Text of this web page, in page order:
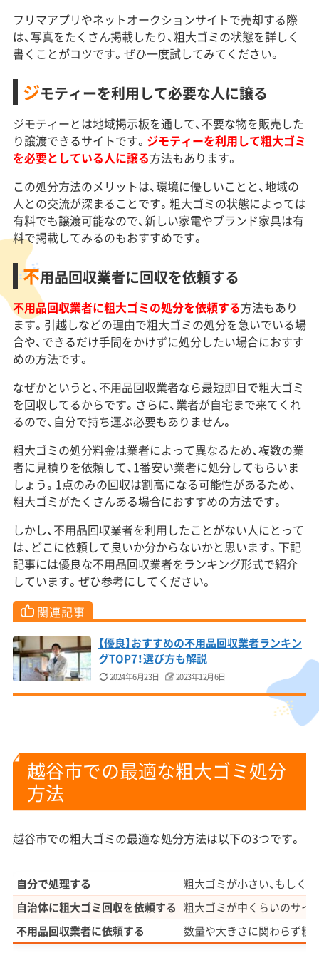
フリマアプリやネットオークションサイトで売却する際
は、写真をたくさん掲載したり、粗大ゴミの状態を詳しく
書くことがコツです。ぜひ一度試してみてください。
ジモティーを利用して必要な人に譲る
ジモティーとは地域掲示板を通して、不要な物を販売した
り譲渡できるサイトです。 ジモティーを利用して粗大ゴミ
を必要としている人に譲る方法もあります。
この処分方法のメリットは、環境に優しいことと、地域の
人との交流が深まることです。粗大ゴミの状態によっては
有料でも譲渡可能なので、新しい家電やブランド家具は有
料で掲載してみるのもおすすめです。
不用品回収業者に回収を依頼する
不用品回収業者に粗大ゴミの処分を依頼する方法もあり
ます。引越しなどの理由で粗大ゴミの処分を急いでいる場
合や、できるだけ手間をかけずに処分したい場合におすす
めの方法です。
なぜかというと、不用品回収業者なら最短即日で粗大ゴミ
を回収してるからです。さらに、業者が自宅まで来てくれ
るので、自分で持ち運ぶ必要もありません。
粗大ゴミの処分料金は業者によって異なるため、複数の業
者に見積りを依頼して、1番安い業者に処分してもらいま
しょう。1点のみの回収は割高になる可能性があるため、
粗大ゴミがたくさんある場合におすすめの方法です。
しかし、不用品回収業者を利用したことがない人にとって
は、どこに依頼して良いか分からないかと思います。下記
記事には優良な不用品回収業者をランキング形式で紹介
しています。ぜひ参考にしてください。
関連記事
【優良】おすすめの不用品回収業者ランキン
グTOP7！選び方も解説
2024年6月23日 2023年12月6日
越谷市での最適な粗大ゴミ処分
方法
越谷市での粗大ゴミの最適な処分方法は以下の3つです。
自分で処理する
粗大ゴミが小さい、もしく
自治体に粗大ゴミ回収を依頼する 粗大ゴミが中くらいのサイ
不用品回収業者に依頼する
数量や大きさに関わらず粗